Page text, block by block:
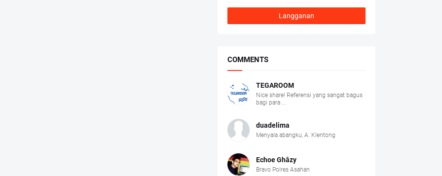
COMMENTS
TEGAROOM
Nice share! Referensi yang sangat bagus
bagi para ...
duadelima
Menyala abangku, A. Klentong
Echoe Ghâzy
Bravo Polres Asahan